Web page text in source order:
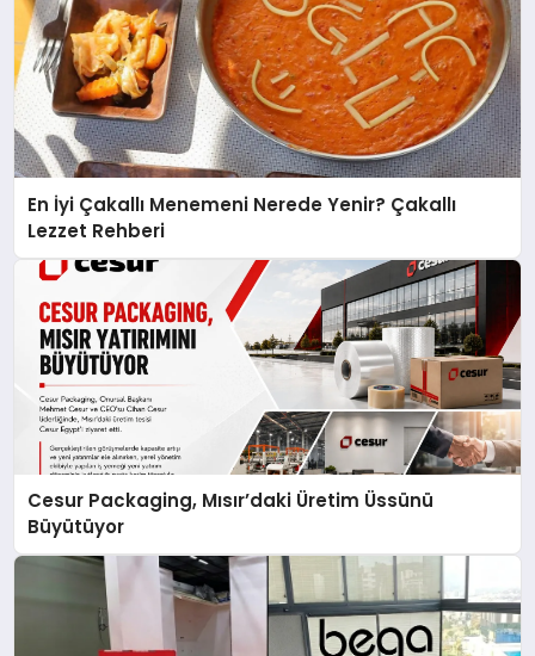
En İyi Çakallı Menemeni Nerede Yenir? Çakallı
Lezzet Rehberi
Cesur Packaging, Mısır’daki Üretim Üssünü
Büyütüyor